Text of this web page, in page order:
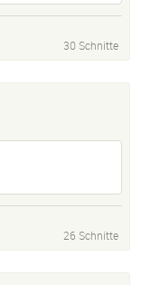
30 Schnitte
26 Schnitte